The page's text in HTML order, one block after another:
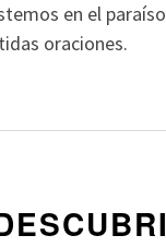
en el
oraciones.